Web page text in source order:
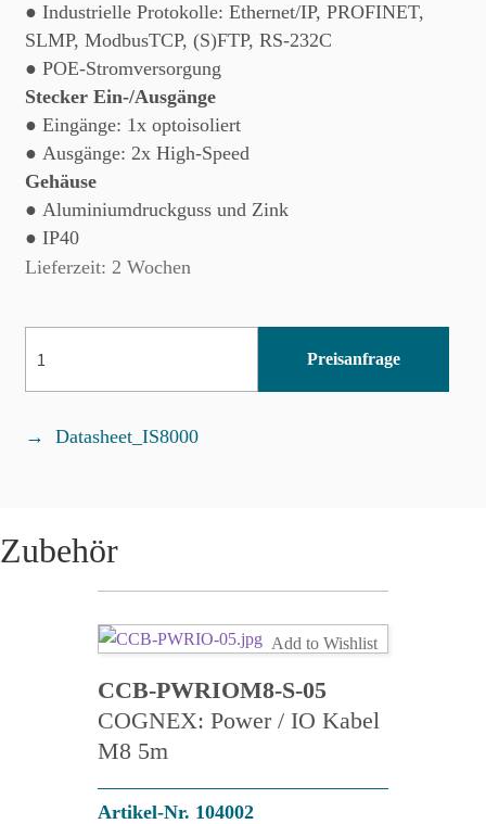
● Industrielle Protokolle: Ethernet/IP, PROFINET,
SLMP, ModbusTCP, (S)FTP, RS-232C
● POE-Stromversorgung
Stecker Ein-/Ausgänge
● Eingänge: 1x optoisoliert
● Ausgänge: 2x High-Speed
Gehäuse
● Aluminiumdruckguss und Zink
● IP40
Lieferzeit: 2 Wochen
01-
SA
Preisanfrage
Datasheet_IS8000
Zubehör
Add to Wishlist
CCB-PWRIOM8-S-05
COGNEX: Power / IO Kabel
M8 5m
Artikel-Nr. 104002